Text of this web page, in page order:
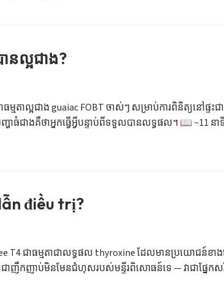
នល្អជាង?
មតាល្អជាង guaiac FOBT ចាស់ៗ សម្រាប់ការពិនិត្យនៅផ្ទះ
ងគឺថាអ្នកធ្វើអ្វីបន្ទាប់ពីទទួលបានលទ្ធផល។ 📖 ~11 នាទី
điều trị?
ជាធម្មតាជាលទ្ធផល thyroxine ដែលមានប្រយោជន៍ខាងវ
ាញឹកញាប់មិនមែនជំហុសរបស់មន្ទីរពិសោធន៍ទេ — វាជាផ្នែក